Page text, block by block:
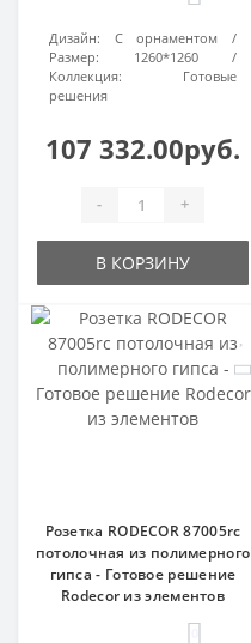
Дизайн:
С орнаментом
Размер:
1260*1260
Коллекция:
Готовые
решения
107 332.00руб.
- +
В КОРЗИНУ
Розетка RODECOR 87005rc
потолочная из полимерного
гипса - Готовое решение
Rodecor из элементов